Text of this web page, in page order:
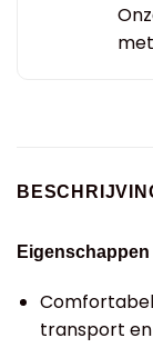
Eigenschappen
transport en